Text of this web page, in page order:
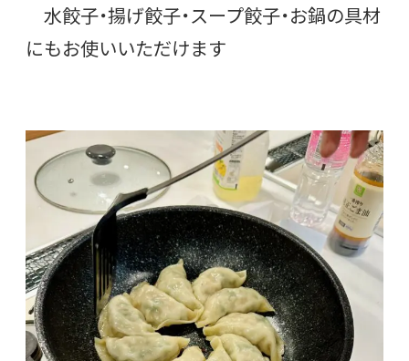
水餃子・揚げ餃子・スープ餃子・お鍋の具材
にもお使いいただけます